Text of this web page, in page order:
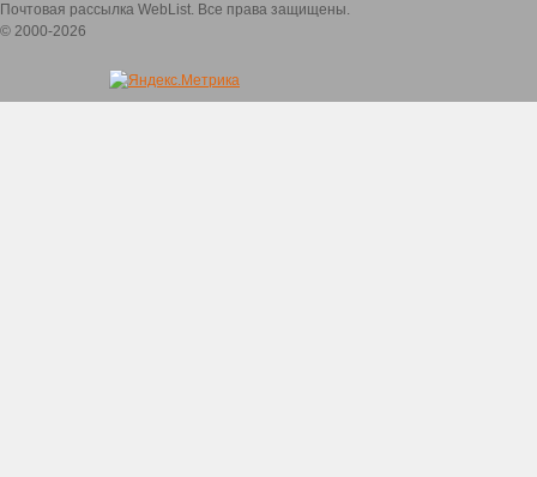
Почтовая рассылка WebList. Все права защищены.
© 2000-2026